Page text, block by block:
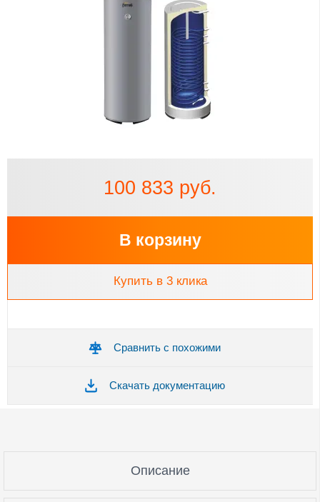
100 833 руб.
В корзину
Купить в 3 клика
Сравнить с похожими
Скачать документацию
Описание